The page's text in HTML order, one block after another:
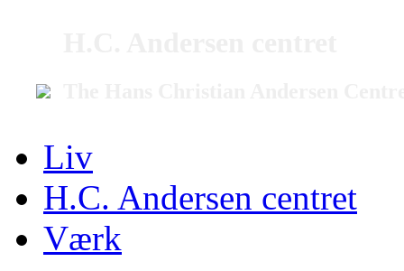
Liv
H.C. Andersen centret
Værk